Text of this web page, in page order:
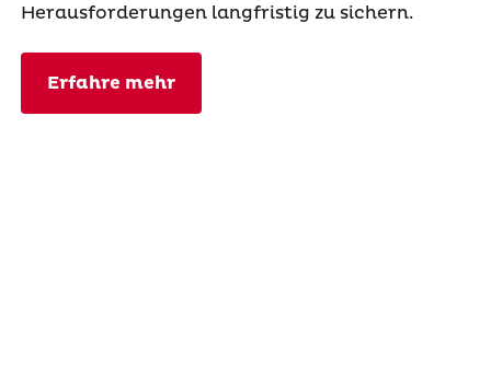
Herausforderungen langfristig zu sichern.
Erfahre mehr